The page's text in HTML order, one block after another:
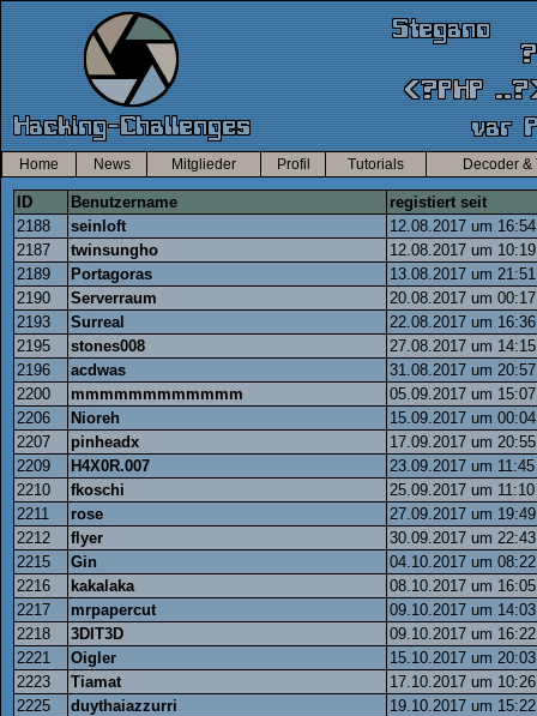
Home News Mitglieder Profil Tutorials Decoder &
ID Benutzername
registiert seit
2188
seinloft
12.08.2017 um
2187
twinsungho
12.08.2017 um
2189
Portagoras
13.08.2017 um
2190
Serverraum
20.08.2017 um
2193
Surreal
22.08.2017 um
2195
stones008
27.08.2017 um
2196
acdwas
31.08.2017 um
2200
mmmmmmmmmmmm
05.09.2017 um
2206
Nioreh
15.09.2017 um
2207
pinheadx
17.09.2017 um
2209
H4X0R.007
23.09.2017 um
2210
fkoschi
25.09.2017 um
2211
rose
27.09.2017 um
2212
flyer
30.09.2017 um
2215
Gin
04.10.2017 um
2216
kakalaka
08.10.2017 um
2217
mrpapercut
09.10.2017 um
2218
3DIT3D
09.10.2017 um
2221
Oigler
15.10.2017 um
2223
Tiamat
17.10.2017 um
2225
duythaiazzurri
19.10.2017 um